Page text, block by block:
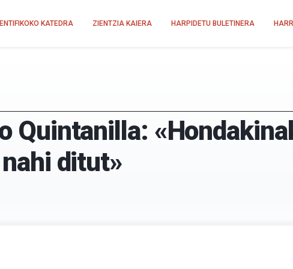
KATEDRA ZIENTZIA KAIERA HARPIDETU BULETINERA
Quintanilla:
ditut»